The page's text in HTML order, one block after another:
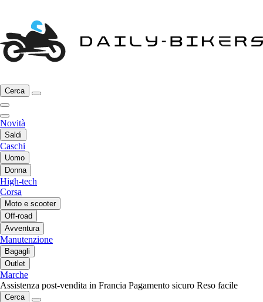
Cerca
Novità
Saldi
Caschi
Uomo
Donna
High-tech
Corsa
Moto e scooter
Off-road
Avventura
Manutenzione
Bagagli
Outlet
Marche
Assistenza post-vendita in Francia Pagamento sicuro Reso facile
Cerca